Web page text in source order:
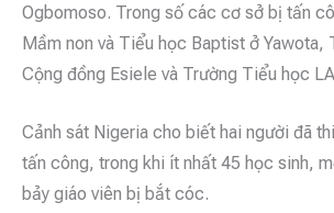
Ogbomoso. Trong số các cơ sở bị tấn
Mầm non và Tiểu học Baptist ở Yawota,
Cộng đồng Esiele và Trường Tiểu học
Cảnh sát Nigeria cho biết hai người đã
tấn công, trong khi ít nhất 45 học sinh,
bảy giáo viên bị bắt cóc.